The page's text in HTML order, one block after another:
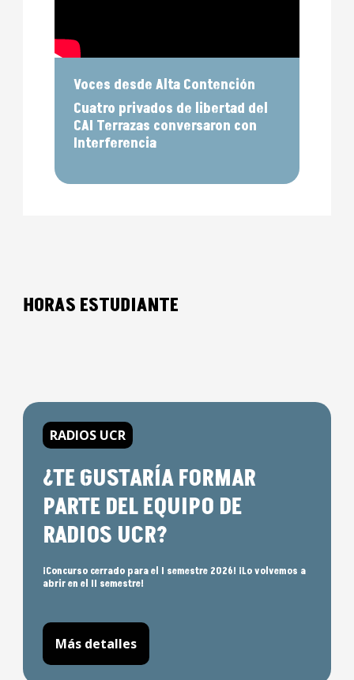
Voces desde Alta Contención
Cuatro privados de libertad del
CAI Terrazas conversaron con
Interferencia
HORAS ESTUDIANTE
RADIOS UCR
¿TE GUSTARÍA FORMAR
PARTE DEL EQUIPO DE
RADIOS UCR?
¡Concurso cerrado para el I semestre 2026! ¡Lo volvemos a
abrir en el II semestre!
Más detalles